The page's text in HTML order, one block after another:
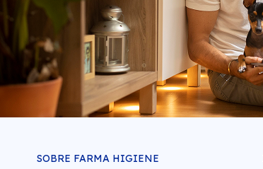
SOBRE FARMA HIGIENE